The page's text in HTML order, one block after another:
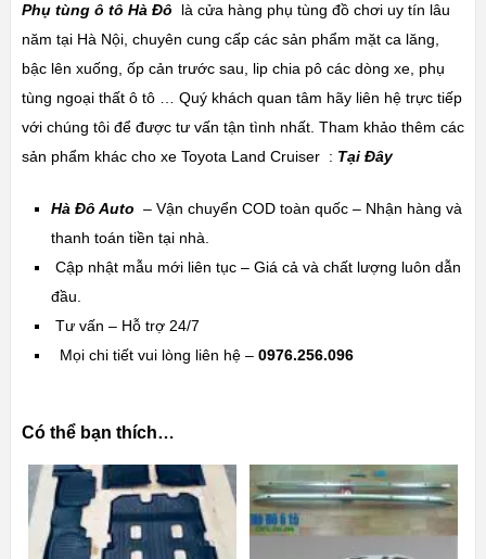
Phụ tùng ô tô Hà Đô
là cửa hàng phụ tùng đồ chơi uy tín lâu
năm tại Hà Nội, chuyên cung cấp các sản phẩm mặt ca lăng,
bậc lên xuống, ốp cản trước sau, lip chia pô các dòng xe, phụ
tùng ngoại thất ô tô … Quý khách quan tâm hãy liên hệ trực tiếp
với chúng tôi để được tư vấn tận tình nhất. Tham khảo thêm các
sản phẩm khác cho xe Toyota Land Cruiser : Tại Đây
Hà Đô Auto – Vận chuyển COD toàn quốc – Nhận hàng và
thanh toán tiền tại nhà.
Cập nhật mẫu mới liên tục – Giá cả và chất lượng luôn dẫn
đầu.
Tư vấn – Hỗ trợ 24/7
Mọi chi tiết vui lòng liên hệ – 0976.256.096
Có thể bạn thích…